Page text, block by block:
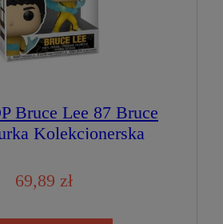
Bruce Lee 87 Bruce
Kolekcjonerska
69,89 zł